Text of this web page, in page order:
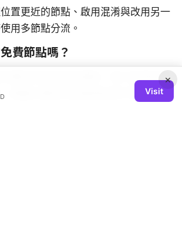
置更近的節點、啟用混淆與改用另一
用多節點分流。
費節點嗎？
穩定性和安全性風險，若只是測試用
建議以穩定的自建或商用方案為長期
×
Visit